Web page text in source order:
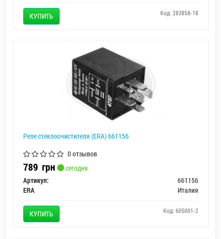
КУПИТЬ Код: 283858-18
Реле стеклоочистителя (ERA) 661156
0 отзывов
789 грн
сегодня
Артикул:
661156
ERA
Италия
КУПИТЬ Код: 605001-2